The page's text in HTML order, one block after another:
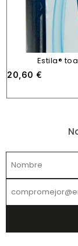
Estila®
20,60 €